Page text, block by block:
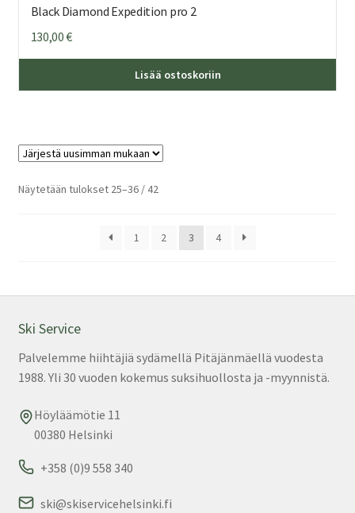
Black Diamond Expedition pro 2
130,00€
Lisää ostoskoriin
Näytetään tulokset 25–36 / 42Sorted
latest
1
2 3 4
Ski Service
Palvelemme hiihtäjiä sydämellä Pitäjänmäellä vuodesta
1988. Yli 30 vuoden kokemus suksihuollosta ja -myynnistä.
Höyläämötie 11
00380 Helsinki
+358 (0)9 558 340
ski@skiservicehelsinki.fi